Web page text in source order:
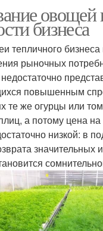
овощей
бизнеса
тепличного
рыночных
повышенным
те же огурцы или
а потому цена
низкой: в
значительных